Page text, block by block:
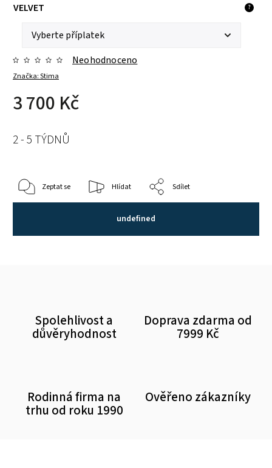
VELVET ?
Značka:Stima
Neohodnoceno
3 700 Kč
2 - 5 TÝDNŮ
Zeptat se Hlídat Sdílet
undefined
Spolehlivost a
důvěryhodnost
Doprava zdarma od
7999 Kč
Rodinná firma na
trhu od roku 1990
Ověřeno zákazníky